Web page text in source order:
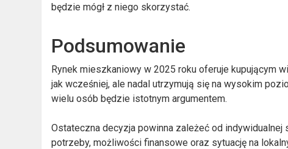
będzie mógł z niego skorzystać.
Podsumowanie
Rynek mieszkaniowy w 2025 roku oferuje kupującym
jak wcześniej, ale nadal utrzymują się na wysokim
wielu osób będzie istotnym argumentem.
Ostateczna decyzja powinna zależeć od
potrzeby, możliwości finansowe oraz sytuację na